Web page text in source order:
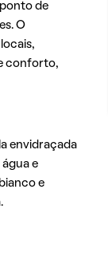
de
O
conforto,
envidraçada
e
e